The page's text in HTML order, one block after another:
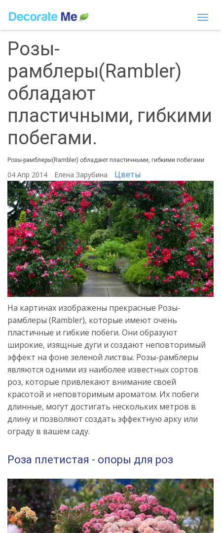
Розы-
рамблеры(Rambler)
обладают
пластичными, гибкими
побегами.
Розы-рамблеры(Rambler) обладают пластичными, гибкими побегами.
04 Апр 2014 Елена Зарубина Цветы
На картинах изображены прекрасные Розы-
рамблеры (Rambler), которые имеют очень
пластичные и гибкие побеги. Они образуют
широкие, изящные дуги и создают неповторимый
эффект на фоне зеленой листвы. Розы-рамблеры
являются одними из наиболее известных сортов
роз, которые привлекают внимание своей
красотой и неповторимым ароматом. Их побеги
длинные, могут достигать нескольких метров в
длину и позволяют создать эффектную арку или
ограду в вашем саду.
Роза плетистая - опоры для роз